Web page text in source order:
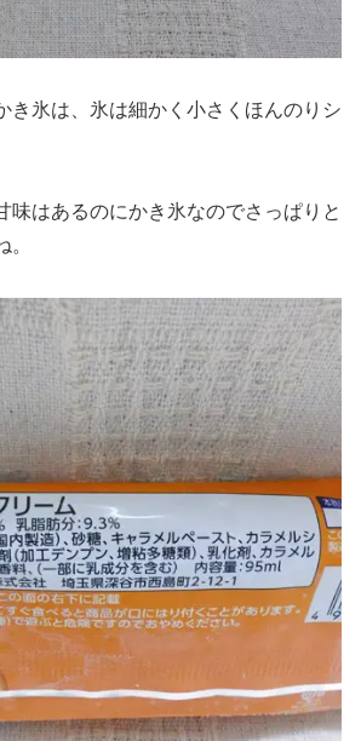
き氷は、氷は細かく小さくほんのりシ
味はあるのにかき氷なのでさっぱりと